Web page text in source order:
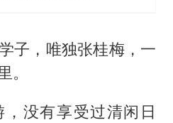
子，唯独张桂梅，一
没有享受过清闲日